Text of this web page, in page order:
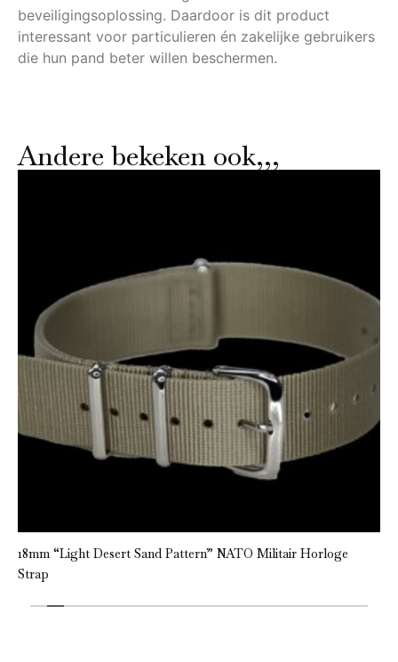
beveiligingsoplossing. Daardoor is dit product
interessant voor particulieren én zakelijke gebruikers
die hun pand beter willen beschermen.
Andere bekeken ook,,,
18mm “Light Desert Sand Pattern” NATO Militair Horloge
Strap